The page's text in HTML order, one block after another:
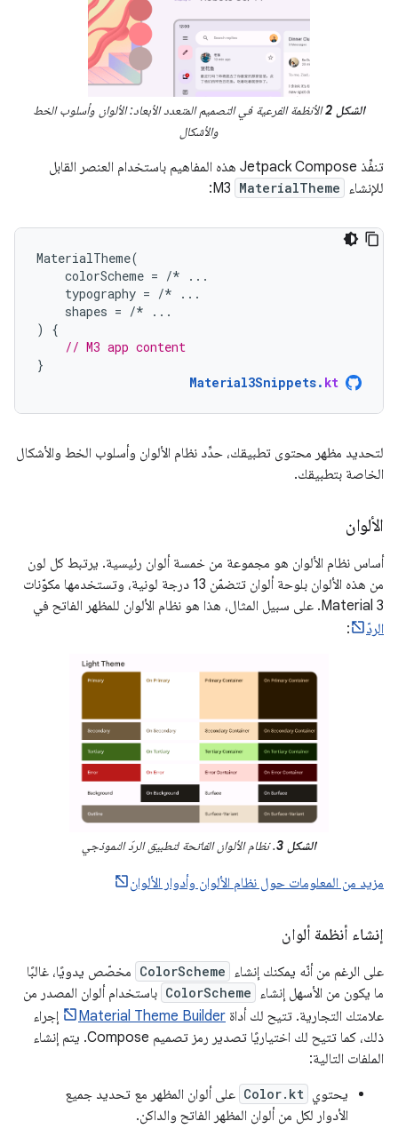
الشكل 2
الأنظمة الفرعية في التصميم المتعدد الأبعاد: الألوان وأسلوب الخط
والأشكال
تنفِّذ Jetpack Compose هذه المفاهيم باستخدام العنصر القابل
للإنشاء
MaterialTheme
MaterialTheme(
colorScheme = /*
...
typography = /*
...
shapes = /*
...
)
{
// M3 app content
}
Material3Snippets. kt
لتحديد مظهر محتوى تطبيقك، حدِّد نظام الألوان وأسلوب الخط والأشكال
الخاصة بتطبيقك.
الألوان
أساس نظام الألوان هو مجموعة من خمسة ألوان رئيسية. يرتبط كل لون
من هذه الألوان بلوحة ألوان تتضمّن 13 درجة لونية، وتستخدمها مكوّنات
Material 3. على سبيل المثال، هذا هو نظام الألوان للمظهر الفاتح في
الردّ
:
الشكل 3 . نظام الألوان الفاتحة لتطبيق الردّ النموذجي
مزيد من المعلومات حول نظام الألوان وأدوار الألوان
إنشاء أنظمة ألوان
على الرغم من أنّه يمكنك إنشاء ColorScheme مخصّص يدويًا، غالبًا
ما يكون من الأسهل إنشاء ColorScheme باستخدام ألوان المصدر من
علامتك التجارية. تتيح لك أداة Material Theme Builder
إجراء
ذلك، كما تتيح لك اختياريًا تصدير رمز تصميم Compose. يتم إنشاء
الملفات التالية:
يحتوي Color.kt على ألوان المظهر مع تحديد جميع
الأدوار لكل من ألوان المظهر الفاتح والداكن.